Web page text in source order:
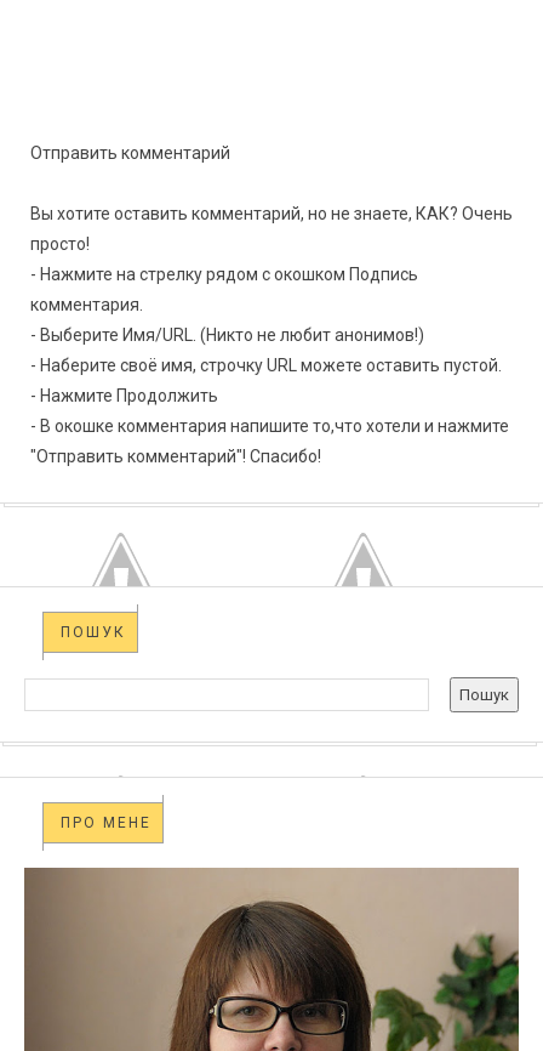
Отправить комментарий
Вы хотите оставить комментарий, но не знаете, КАК? Очень
просто!
- Нажмите на стрелку рядом с окошком Подпись
комментария.
- Выберите Имя/URL. (Никто не любит анонимов!)
- Наберите своё имя, строчку URL можете оставить пустой.
- Нажмите Продолжить
- В окошке комментария напишите то,что хотели и нажмите
"Отправить комментарий"! Спасибо!
ПОШУК
ПРО МЕНЕ